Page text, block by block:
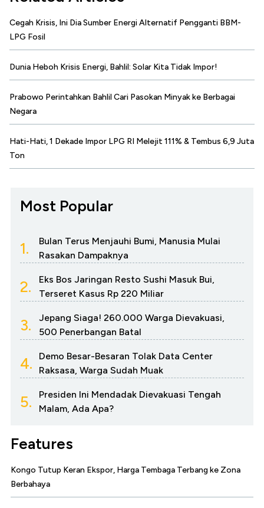
Cegah Krisis, Ini Dia Sumber Energi Alternatif Pengganti BBM-
LPG Fosil
Dunia Heboh Krisis Energi, Bahlil: Solar Kita Tidak Impor!
Prabowo Perintahkan Bahlil Cari Pasokan Minyak ke Berbagai
Negara
Hati-Hati, 1 Dekade Impor LPG RI Melejit 111% & Tembus 6,9 Juta
Ton
Most Popular
1.
Bulan Terus Menjauhi Bumi, Manusia Mulai
Rasakan Dampaknya
2.
Eks Bos Jaringan Resto Sushi Masuk Bui,
Terseret Kasus Rp 220 Miliar
3.
Jepang Siaga! 260.000 Warga Dievakuasi,
500 Penerbangan Batal
4.
Demo Besar-Besaran Tolak Data Center
Raksasa, Warga Sudah Muak
5.
Presiden Ini Mendadak Dievakuasi Tengah
Malam, Ada Apa?
Features
Kongo Tutup Keran Ekspor, Harga Tembaga Terbang ke Zona
Berbahaya